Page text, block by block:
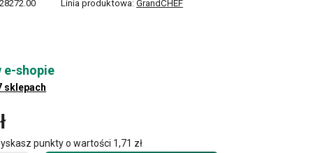
Linia produktowa: GrandCHEF
e-shopie
sklepach
punkty o wartości 1,71 zł